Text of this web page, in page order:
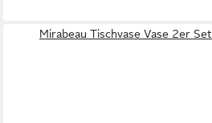
Mirabeau Tischvase Vase 2er